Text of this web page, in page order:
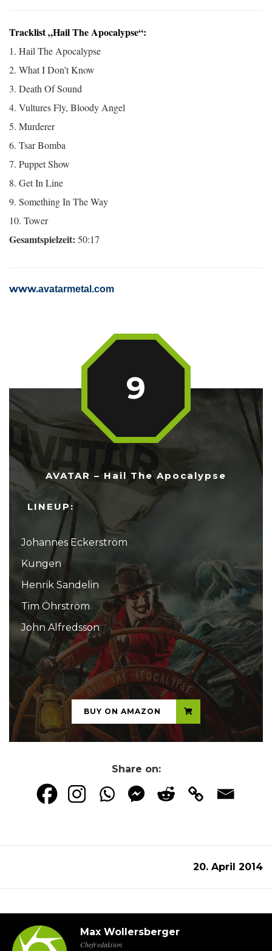
Tracklist „Hail The Apocalypse“:
1. Hail The Apocalypse
2. What I Don’t Know
3. Death Of Sound
4. Vultures Fly, Bloody Angel
5. Murderer
6. Tsar Bomba
7. Puppet Show
8. Get In Line
9. Something In The Way
10. Tower
Gesamtspielzeit: 50:17
www.avatarmetal.com
AVATAR – Hail The Apocalypse
LINEUP:
Johannes Eckerström
Kungen
Henrik Sandelin
Tim Öhrström
John Alfredsson
9
...
BUY ON AMAZON
Share on:
20. April 2014
Max Wollersberger
Chefredaktion